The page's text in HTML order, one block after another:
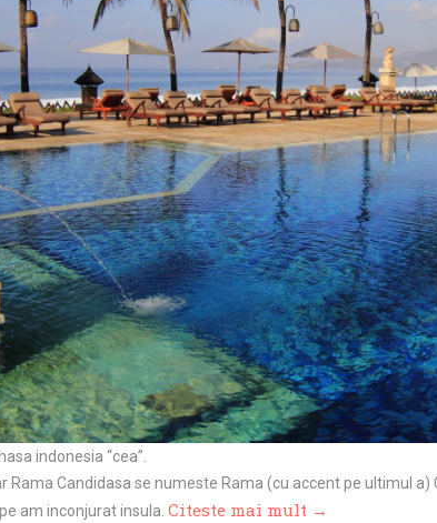
indonesia “cea”.
Rama Candidasa se numeste Rama (cu accent pe ultimul a)
am inconjurat insula. Citeste mai mult →